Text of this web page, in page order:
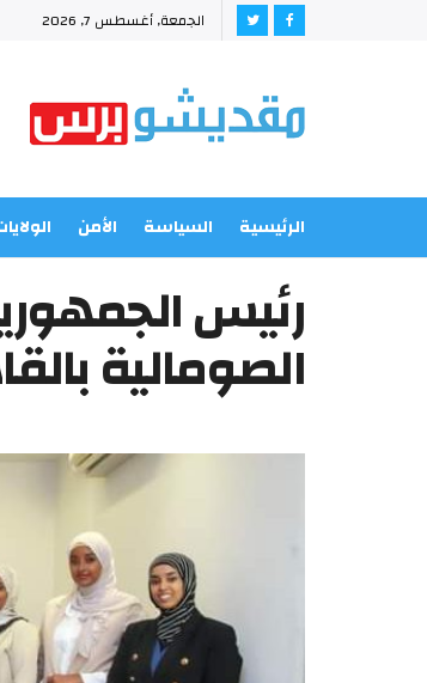
الجمعة, أغسطس 7, 2026
الرئيسية السياسة الأمن
رئيس
الصومالية